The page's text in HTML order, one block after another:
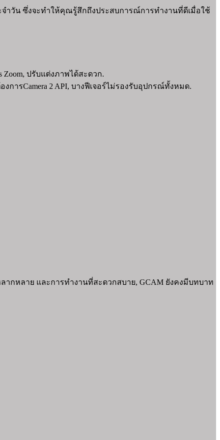
จำวัน ซึ่งจะทำให้คุณรู้สึกถึงประสบการณ์การทำงานที่ดีเมื่อใช้
ปรับแต่งภาพได้สะดวก.
ารCamera 2 API, บางฟีเจอร์ไม่รองรับอุปกรณ์ทั้งหมด.
กหลาย และการทำงานที่สะดวกสบาย, GCAM ยังคงมีบทบาท